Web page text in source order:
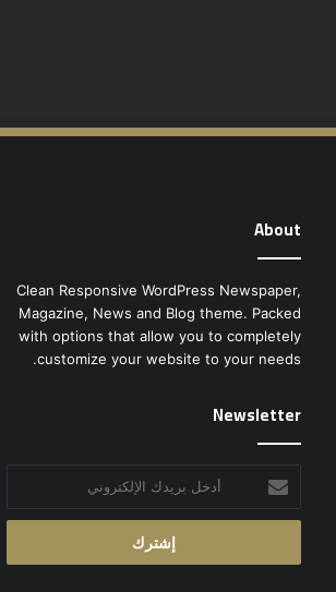
About
Clean Responsive WordPress Newspaper,
Magazine, News and Blog theme. Packed
with options that allow you to completely
customize your website to your needs.
Newsletter
بريدك
الإلكتروني